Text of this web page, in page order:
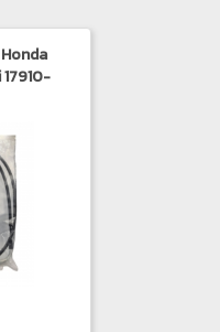
17910-